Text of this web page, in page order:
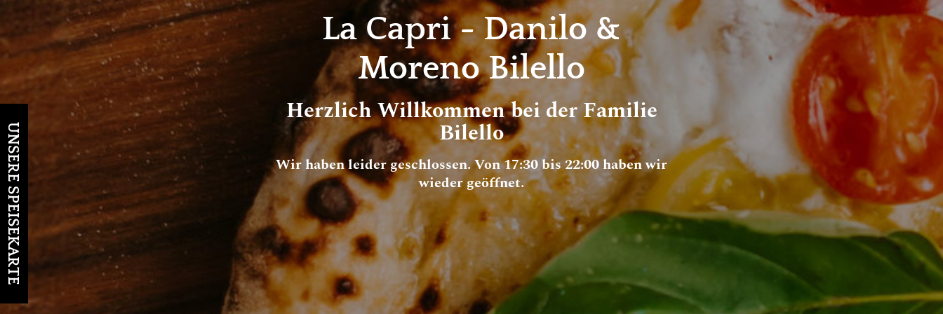
La Capri - Danilo &
Moreno Bilello
Herzlich Willkommen bei der Familie
Bilello
Wir haben leider geschlossen. Von 17:30 bis 22:00 haben wir
wieder geöffnet.
UNSERE SPEISEKARTE